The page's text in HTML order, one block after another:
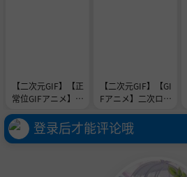
【二次元GIF】【正
常位GIFアニメ】ロ
ラブラブセックスし
てる正常位ロリセッ
【二次元GIF】【GI
Fアニメ】二次ロリ
いる気持ちよさそう
なエロGIFアニメー
登录后才能评论哦